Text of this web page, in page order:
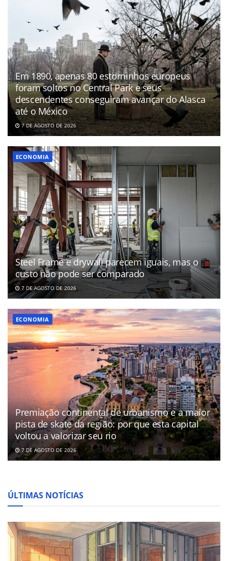
Em 1890, apenas 80 estorninhos europeus
foram soltos no Central Park e seus
descendentes conseguiram avançar do Alasca
até o México
7 DE AGOSTO DE 2026
ECONOMIA
Steel Frame e drywall parecem iguais, mas o
custo não pode ser comparado
7 DE AGOSTO DE 2026
ECONOMIA
Premiação continental de urbanismo e a maior
pista de skate da região: por que esta capital
voltou a valorizar seu rio
7 DE AGOSTO DE 2026
ÚLTIMAS NOTÍCIAS